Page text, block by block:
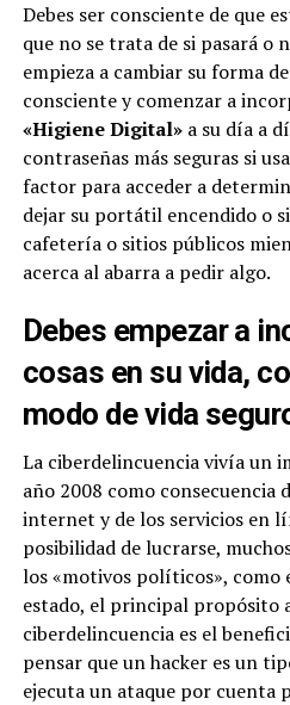
Debes ser consciente de que
que no se trata de si pasará o
empieza a cambiar su forma
consciente y comenzar a
«Higiene Digital»a su día a
contraseñas más seguras si
factor para acceder a
dejar su portátil encendido o
cafetería o sitios públicos
acerca al abarra a pedir algo.
Debes empezar a
cosas en su vida,
modo de vida
La ciberdelincuencia vivía un
año 2008 como consecuencia
internet y de los servicios en
posibilidad de lucrarse,
los «motivos políticos», como
estado, el principal propósito
ciberdelincuencia es el
pensar que un hacker es un
ejecuta un ataque por cuenta